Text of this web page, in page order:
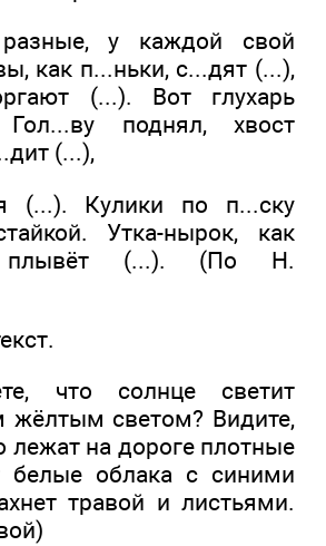
у каждой свой
как п...ньки, с...дят (...),
(...). Вот глухарь
поднял, хвост
(...),
(...). Кулики по п...ску
Утка-нырок, как
плывёт (...). (По Н.
что солнце светит
жёлтым светом? Видите,
лежат на дороге плотные
белые облака с синими
травой и листьями.